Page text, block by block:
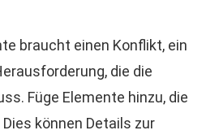
braucht einen Konflikt, ein
die die
Füge Elemente hinzu, die
können Details zur